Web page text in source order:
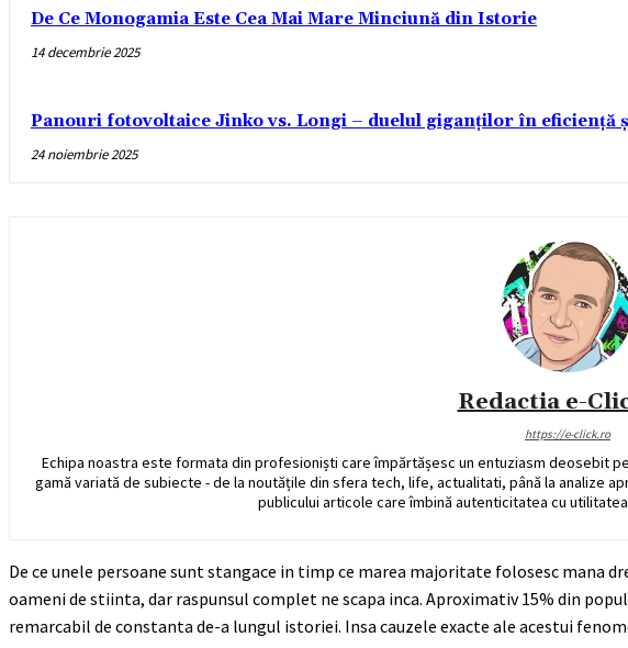
De Ce Monogamia Este Cea Mai Mare Minciună din Istorie
14 decembrie 2025
Panouri fotovoltaice Jinko vs. Longi – duelul giganților în eficiență
24 noiembrie 2025
Redactia e-
https://e-click.ro
Echipa noastra este formata din profesioniști care împărtășesc un entuziasm deosebit
gamă variată de subiecte - de la noutățile din sfera tech, life, actualitati, până la analize
publicului articole care îmbină autenticitatea cu
De ce unele persoane sunt stangace in timp ce marea majoritate folosesc mana
oameni de stiinta, dar raspunsul complet ne scapa inca. Aproximativ 15% din
remarcabil de constanta de-a lungul istoriei. Insa cauzele exacte ale acestui